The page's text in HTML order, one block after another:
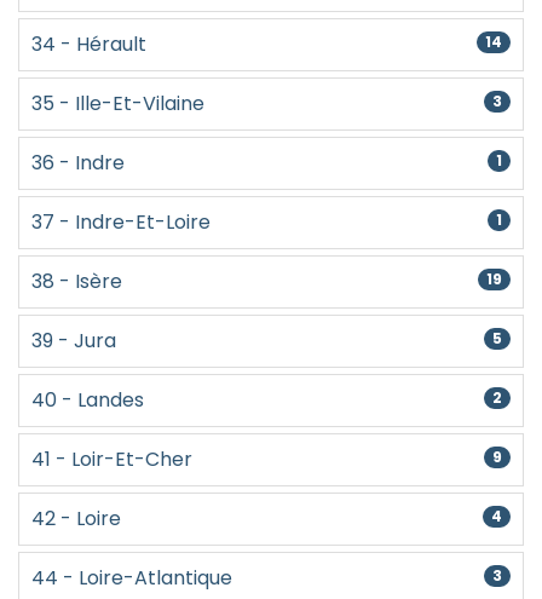
34 - Hérault 14
35 - Ille-Et-Vilaine 3
36 - Indre 1
37 - Indre-Et-Loire 1
38 - Isère 19
39 - Jura 5
40 - Landes 2
41 - Loir-Et-Cher 9
42 - Loire 4
44 - Loire-Atlantique 3